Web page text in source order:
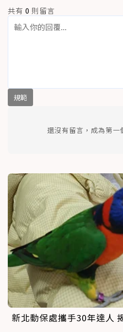
共有 0 則留言
規範
還沒有留言，成為第一
新北動保處攜手30年達人